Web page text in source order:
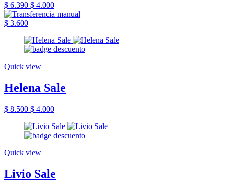
$ 6.390 $ 4.000
$ 3.600
Quick view
Helena Sale
$ 8.500 $ 4.000
Quick view
Livio Sale